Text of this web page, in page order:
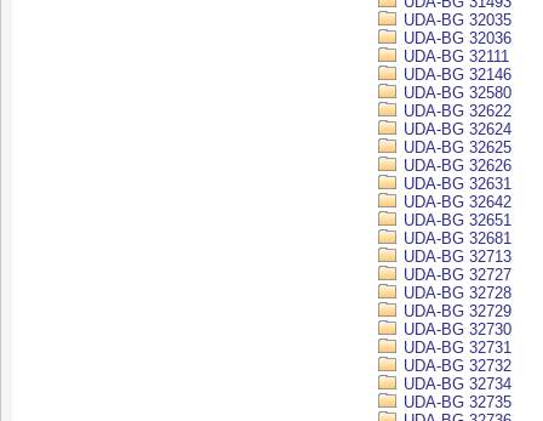
UDA-BG 32035
UDA-BG 32036
UDA-BG 32111
UDA-BG 32146
UDA-BG 32580
UDA-BG 32622
UDA-BG 32624
UDA-BG 32625
UDA-BG 32626
UDA-BG 32631
UDA-BG 32642
UDA-BG 32651
UDA-BG 32681
UDA-BG 32713
UDA-BG 32727
UDA-BG 32728
UDA-BG 32729
UDA-BG 32730
UDA-BG 32731
UDA-BG 32732
UDA-BG 32734
UDA-BG 32735